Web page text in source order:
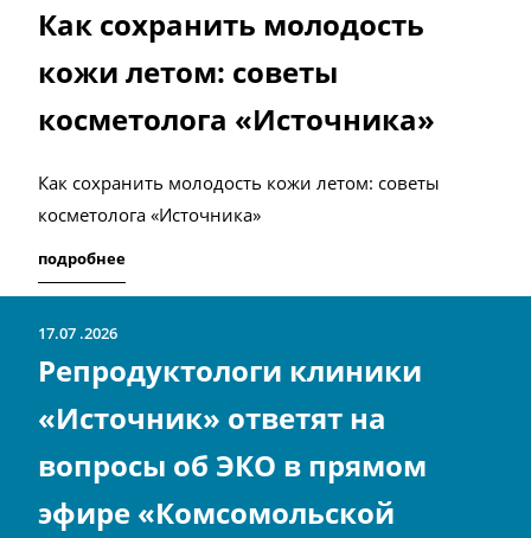
Как сохранить молодость
кожи летом: советы
косметолога «Источника»
Как сохранить молодость кожи летом: советы
косметолога «Источника»
подробнее
17.07 2026
Репродуктологи клиники
«Источник» ответят на
вопросы об ЭКО в прямом
эфире «Комсомольской